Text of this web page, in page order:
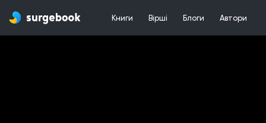
Книги Вірші Блоги Автори